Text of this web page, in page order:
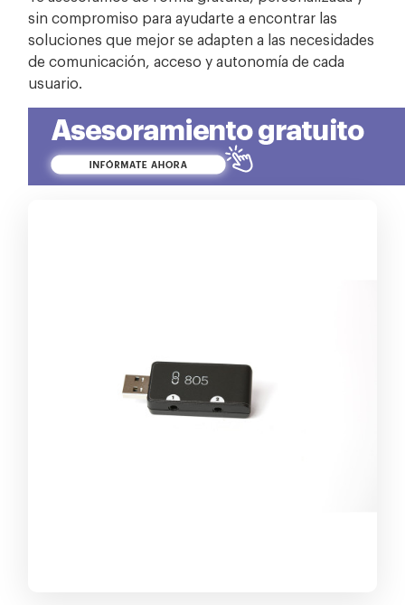
sin compromiso para ayudarte a encontrar las
soluciones que mejor se adapten a las necesidades
de comunicación, acceso y autonomía de cada
usuario.